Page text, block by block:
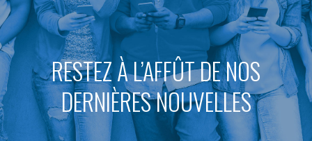
RESTEZ À L’AFFÛT DE NOS
DERNIÈRES NOUVELLES